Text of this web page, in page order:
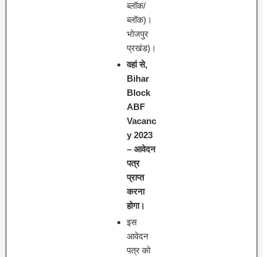
ब्लॉक/
ब्लॉक)।
भोजपुर
प्रखंड)।
वहां से,
Bihar
Block
ABF
Vacanc
y 2023
– आवेदन
पत्र
प्राप्त
करना
होगा।
इस
आवेदन
पत्र को